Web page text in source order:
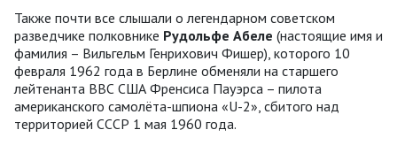
Также почти все слышали о легендарном советском
разведчике полковнике Рудольфе Абеле (настоящие имя и
фамилия – Вильгельм Генрихович Фишер), которого 10
февраля 1962 года в Берлине обменяли на старшего
лейтенанта ВВС США Френсиса Пауэрса – пилота
американского самолёта-шпиона «U-2», сбитого над
территорией СССР 1 мая 1960 года.